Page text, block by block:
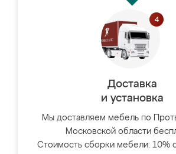
Доставка
и установка
Мы доставляем мебель по
Московской области
Стоимость сборки мебели: 10%